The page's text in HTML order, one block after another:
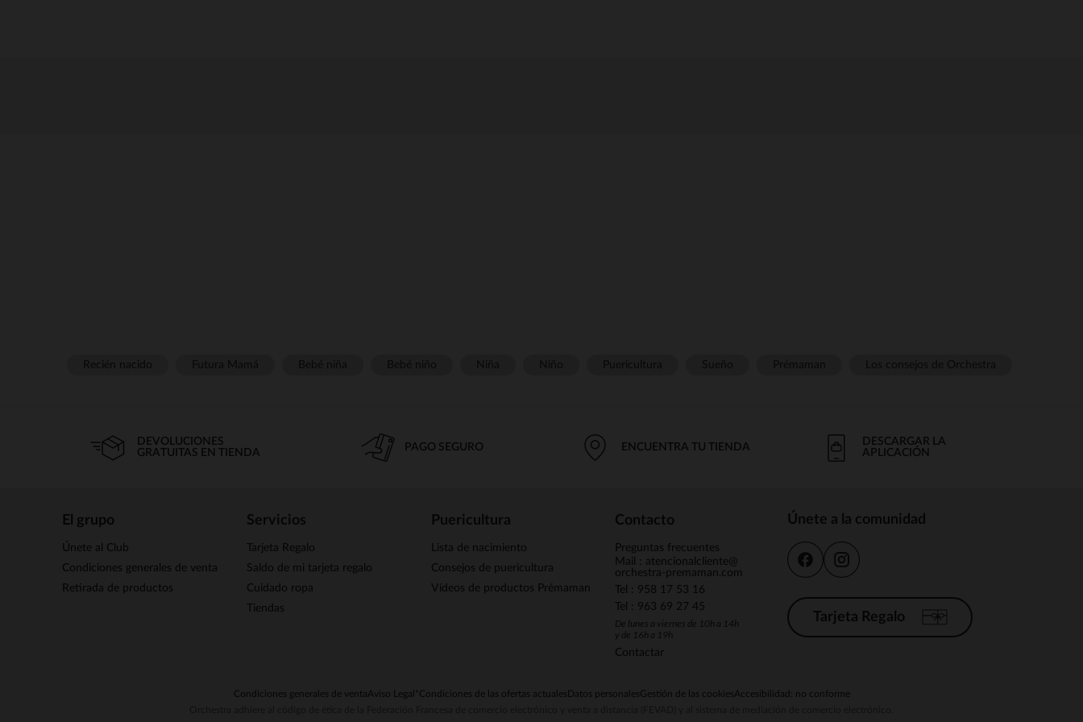
DEVOLUCIONES
GRATUITAS EN TIENDA
PAGO SEGURO ENCUENTRA TU TIENDA
DESCARGAR LA
APLICACIÓN
El grupo
Únete al Club
Condiciones generales de venta
Retirada de productos
Servicios
Tarjeta Regalo
Saldo de mi tarjeta regalo
Cuidado ropa
Tiendas
Puericultura
Lista de nacimiento
Consejos de puericultura
Vídeos de productos Prémaman
Contacto
Preguntas frecuentes
Mail : atencionalcliente@
orchestra-premaman.com
Tel : 958 17 53 16
Tel : 963 69 27 45
De lunes a viernes de 10h a 14h
y de 16h a 19h
Contactar
Únete a la comunidad
Tarjeta Regalo
Condiciones generales de ventaAviso Legal *Condiciones de las ofertas actuales Datos personalesGestión de las cookiesAccesibilidad: no conforme